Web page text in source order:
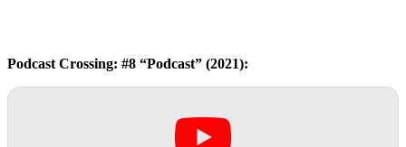
Podcast Crossing: #8 “Podcast” (2021):